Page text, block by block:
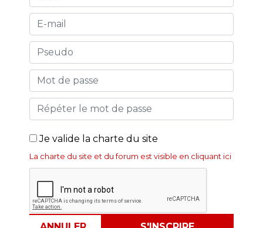
Je valide la charte du site
La charte du site et du forum est visible en cliquant ici